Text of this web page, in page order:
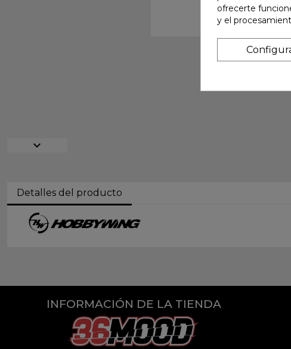
expand_more
Detalles del producto
INFORMACIÓN DE LA TIENDA
ofrecerte
y el